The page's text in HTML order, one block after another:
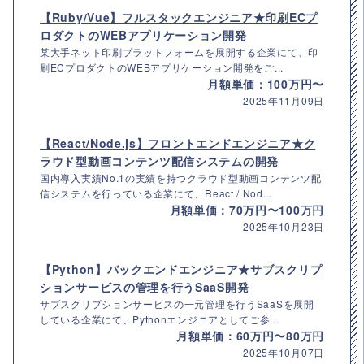
【Ruby/Vue】フルスタックエンジニア★印刷ECプ
ロダクトのWEBアプリケーション開発
某大手ネット印刷プラットフォームを展開する企業にて、印
刷ECプロダクトのWEBアプリケーション開発をご...
月額単価：100万円〜
2025年11月09日
【React/Node.js】フロントエンドエンジニア★ク
ラウド型動画コンテンツ配信システムの開発
国内導入実績No.1の実績を持つクラウド型動画コンテンツ配
信システムを行っている企業にて、React / Nod...
月額単価：70万円〜100万円
2025年10月23日
【Python】バックエンドエンジニア★サブスクリプ
ションサービスの管理を行うSaaS開発
サブスクリプションサービスの一元管理を行うSaaSを展開
している企業にて、Pythonエンジニアとしてご参...
月額単価：60万円〜80万円
2025年10月07日